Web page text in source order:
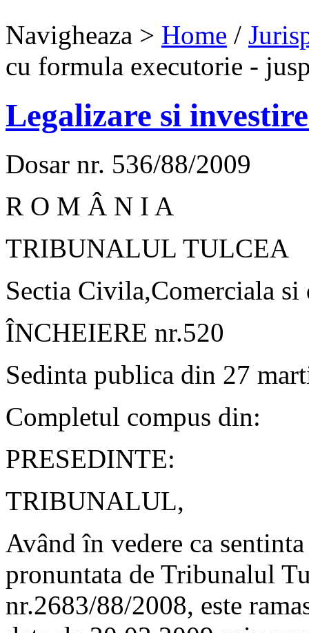
Navigheaza > Home /
cu formula executorie -
Legalizare si
Dosar nr. 536/88/2009
R O M Â N I A
TRIBUNALUL TULCEA
Sectia Civila,Comerciala
ÎNCHEIERE nr.520
Sedinta publica din 27
Completul compus din:
PRESEDINTE:
TRIBUNALUL,
Având în vedere ca
pronuntata de Tribunalul
nr.2683/88/2008, este